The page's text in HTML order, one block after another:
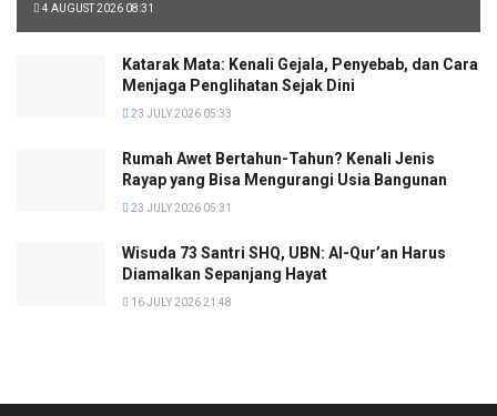
4 AUGUST 2026 08:31
Katarak Mata: Kenali Gejala, Penyebab, dan Cara
Menjaga Penglihatan Sejak Dini
23 JULY 2026 05:33
Rumah Awet Bertahun-Tahun? Kenali Jenis
Rayap yang Bisa Mengurangi Usia Bangunan
23 JULY 2026 05:31
Wisuda 73 Santri SHQ, UBN: Al-Qur’an Harus
Diamalkan Sepanjang Hayat
16 JULY 2026 21:48